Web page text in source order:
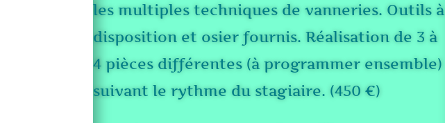
les multiples techniques de vanneries. Outils à
disposition et osier fournis. Réalisation de 3 à
4 pièces différentes (à programmer ensemble)
suivant le rythme du stagiaire. (450 €)